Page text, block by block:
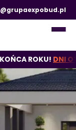
ROKU! DNI